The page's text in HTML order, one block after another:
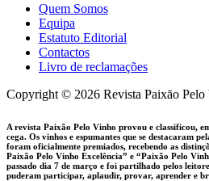
Quem Somos
Equipa
Estatuto Editorial
Contactos
Livro de reclamações
facebook-
instagram
Copyright © 2026 Revista Paixāo Pelo
A revista Paixão Pelo Vinho provou e classificou,
cega. Os vinhos e espumantes que se destacaram
foram oficialmente premiados, recebendo as
Paixão Pelo Vinho Excelência” e “Paixão Pelo
passado dia 7 de março e foi partilhado pelos
puderam participar, aplaudir, provar, aprender e